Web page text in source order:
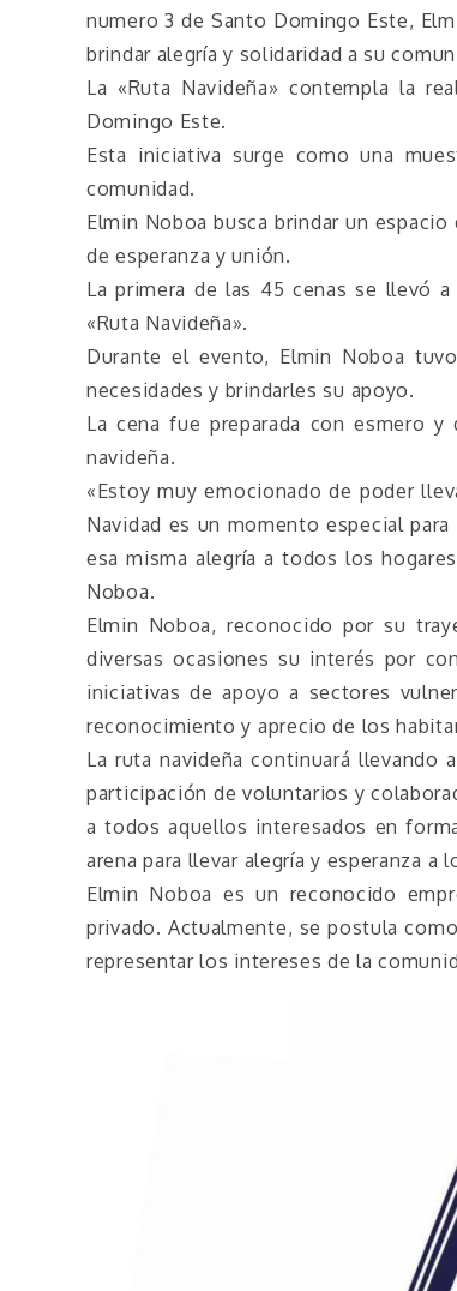
numero 3 de Santo Domingo Este,
brindar alegría y solidaridad a su
La «Ruta Navideña» contempla la
Domingo Este.
Esta iniciativa surge como una
comunidad.
Elmin Noboa busca brindar un
de esperanza y unión.
La primera de las 45 cenas se llevó
«Ruta Navideña».
Durante el evento, Elmin Noboa
necesidades y brindarles su apoyo.
La cena fue preparada con esmero
navideña.
«Estoy muy emocionado de poder
Navidad es un momento especial
esa misma alegría a todos los
Noboa.
Elmin Noboa, reconocido por su
diversas ocasiones su interés por
iniciativas de apoyo a sectores
reconocimiento y aprecio de los
La ruta navideña continuará llevando
participación de voluntarios y
a todos aquellos interesados en
arena para llevar alegría y esperanza
Elmin Noboa es un reconocido
privado. Actualmente, se postula
representar los intereses de la